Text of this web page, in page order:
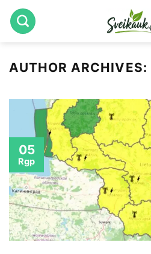
Skip
to
AUTHOR ARCHIVES:
05
Rgp